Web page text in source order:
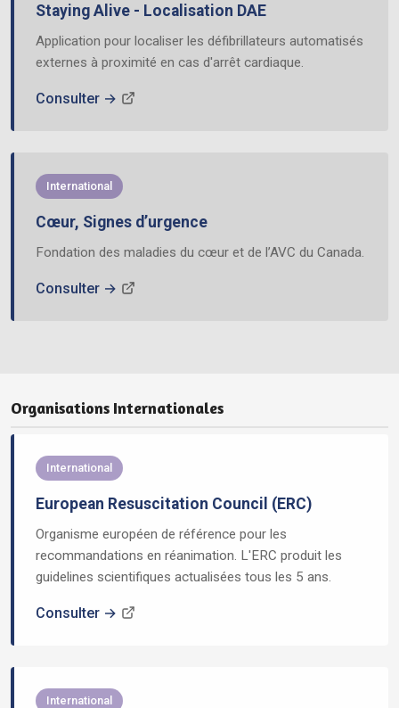
Staying Alive - Localisation DAE
Application pour localiser les défibrillateurs automatisés
externes à proximité en cas d'arrêt cardiaque.
Consulter →
International
Cœur, Signes d’urgence
Fondation des maladies du cœur et de l’AVC du Canada.
Consulter →
Organisations Internationales
International
European Resuscitation Council (ERC)
Organisme européen de référence pour les
recommandations en réanimation. L'ERC produit les
guidelines scientifiques actualisées tous les 5 ans.
Consulter →
International